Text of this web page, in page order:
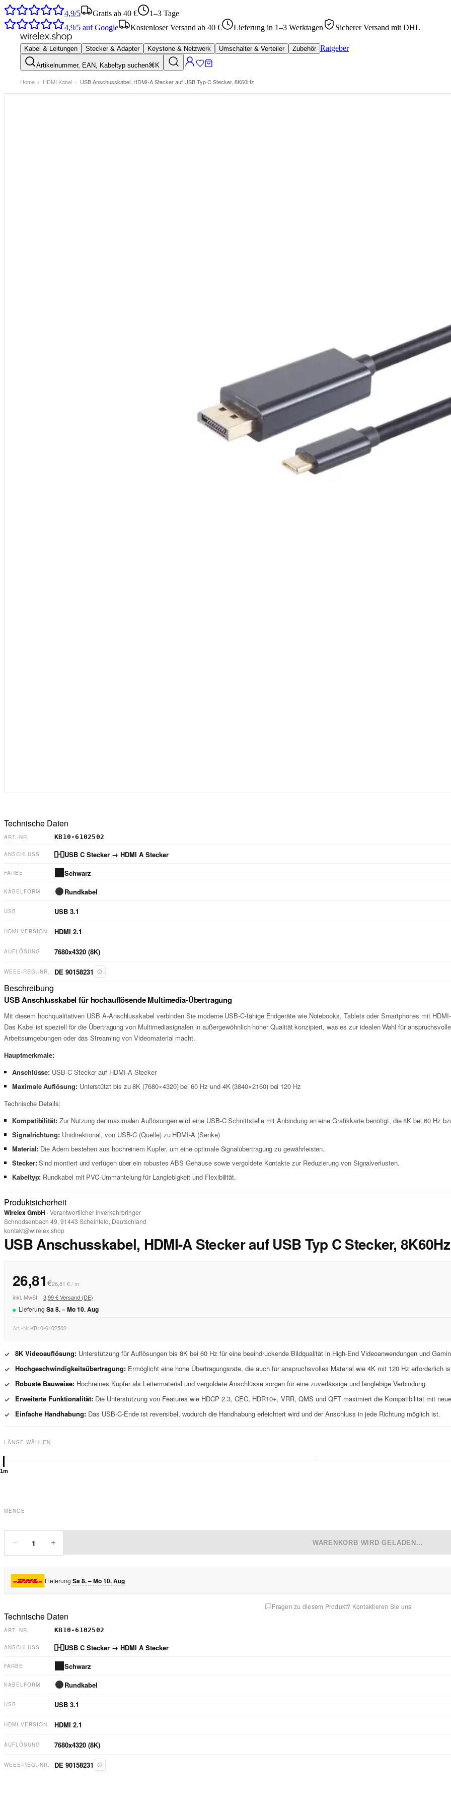
4,9/5 Gratis ab 40 €
1–3 Tage
4,9/5 auf Google Kostenloser Versand ab 40 € Lieferung in 1–3 Werktagen Sicherer Versand mit DHL
Kabel & Leitungen Stecker & Adapter Keystone & Netzwerk Umschalter & Verteiler Zubehör Ratgeber
Artikelnummer, EAN, Kabeltyp suchen⌘K
Home › HDMI Kabel › USB Anschusskabel, HDMI-A Stecker auf USB Typ C Stecker, 8K60Hz
Technische Daten
ART.-NR. KB10-6102502
ANSCHLUSS USB C Stecker → HDMI A Stecker
FARBE Schwarz
KABELFORM Rundkabel
USB USB 3.1
HDMI-VERSION HDMI 2.1
AUFLÖSUNG 7680x4320 (8K)
WEEE-REG.-NR. DE 90158231
Beschreibung
USB Anschlusskabel für hochauflösende Multimedia-Übertragung
Mit diesem hochqualitativen USB A-Anschlusskabel verbinden Sie moderne USB-C-fähige Endgeräte wie Notebooks, Tablets oder Smartphones mit
Das Kabel ist speziell für die Übertragung von Multimediasignalen in außergewöhnlich hoher Qualität konzipiert, was es zur idealen Wahl für
Arbeitsumgebungen oder das Streaming von Videomaterial macht.
Hauptmerkmale:
Anschlüsse: USB-C Stecker auf HDMI-A Stecker
Maximale Auflösung:Unterstützt bis zu 8K (7680×4320) bei 60 Hz und 4K (3840×2160) bei 120 Hz
Technische Details:
Kompatibilität: Zur Nutzung der maximalen Auflösungen wird eine USB-C Schnittstelle mit Anbindung an eine Grafikkarte benötigt, die 8K bei 60 Hz
Signalrichtung: Unidirektional, von USB-C (Quelle) zu HDMI-A (Senke)
Material: Die Adern bestehen aus hochreinem Kupfer, um eine optimale Signalübertragung zu gewährleisten.
Stecker:Sind montiert und verfügen über ein robustes ABS Gehäuse sowie vergoldete Kontakte zur Reduzierung von Signalverlusten.
Kabeltyp: Rundkabel mit PVC-Ummantelung für Langlebigkeit und Flexibilität.
Produktsicherheit
Wirelex GmbH · Verantwortlicher Inverkehrbringer
Schnodsenbach 49, 91443 Scheinfeld, Deutschland
kontakt@wirelex.shop
USB Anschusskabel, HDMI-A Stecker auf USB Typ C Stecker, 8K60Hz
26,81€26,81 € / m
inkl. MwSt. · 3,99 € Versand (DE)
Lieferung Sa8. –Mo10.Aug
Art.-Nr.KB10-6102502
✓ 8K Videoauflösung: Unterstützung für Auflösungen bis 8K bei 60 Hz für eine beeindruckende Bildqualität in High-End Videoanwendungen und
✓ Hochgeschwindigkeitsübertragung: Ermöglicht eine hohe Übertragungsrate, die auch für anspruchsvolles Material wie 4K mit 120 Hz erforderlich
✓
Robuste Bauweise: Hochreines Kupfer als Leitermaterial und vergoldete Anschlüsse sorgen für eine zuverlässige und langlebige Verbindung.
✓
Erweiterte Funktionalität: Die Unterstützung von Features wie HDCP 2.3, CEC, HDR10+, VRR, QMS und QFT maximiert die Kompatibilität mit
✓
Einfache Handhabung: Das USB-C-Ende ist reversibel, wodurch die Handhabung erleichtert wird und der Anschluss in jede Richtung möglich ist.
LÄNGE WÄHLEN
1m
MENGE
− 1 + WARENKORB WIRD GELADEN...
Lieferung Sa 8. – Mo 10. Aug
Fragen zu diesem Produkt? Kontaktieren Sie uns
Technische Daten
ART.-NR. KB10-6102502
ANSCHLUSS USB C Stecker → HDMI A Stecker
FARBE Schwarz
KABELFORM Rundkabel
USB USB 3.1
HDMI-VERSION HDMI 2.1
AUFLÖSUNG 7680x4320 (8K)
WEEE-REG.-NR. DE 90158231